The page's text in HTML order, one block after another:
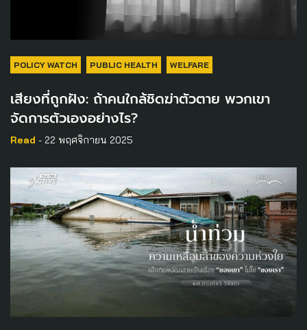
POLICY WATCH PUBLIC HEALTH WELFARE
เสียงที่ถูกฝัง: ถ้าคนใกล้ชิดฆ่าตัวตาย พวกเขา
จัดการตัวเองอย่างไร?
Read - 22 พฤศจิกายน 2025